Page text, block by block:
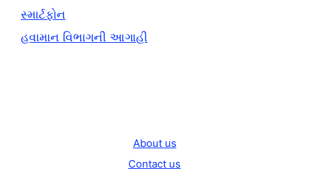
સ્માર્ટફોન
હવામાન વિભાગની આગાહી
About us
Contact us